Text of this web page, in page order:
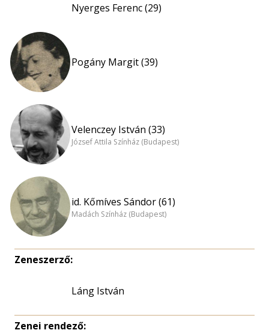
Nyerges Ferenc (29)
Pogány Margit (39)
Velenczey István (33)
József Attila Színház (Budapest)
id. Kőmíves Sándor (61)
Madách Színház (Budapest)
Zeneszerző:
Láng István
Zenei rendező: